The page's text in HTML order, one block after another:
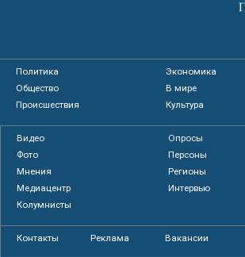
Политика
Экономика
Общество
В мире
Происшествия
Культура
Видео
Опросы
Фото
Персоны
Мнения
Регионы
Медиацентр
Интервью
Колумнисты
Контакты Реклама Вакансии